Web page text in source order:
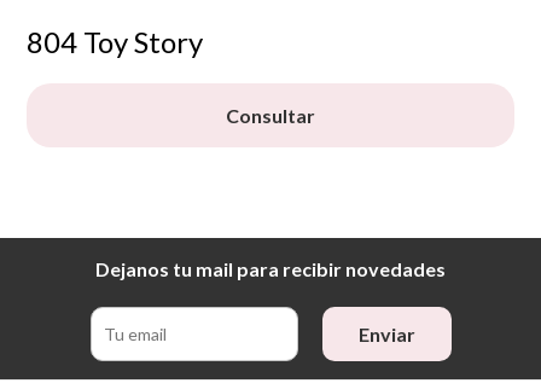
804 Toy Story
Consultar
Dejanos tu mail para recibir novedades
Enviar